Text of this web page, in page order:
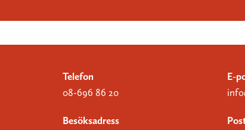
Telefon
08-696 86 20
E-
Besöksadress